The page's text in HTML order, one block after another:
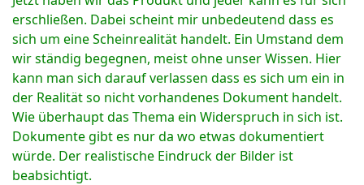
erschließen. Dabei scheint mir unbedeutend dass es
sich um eine Scheinrealität handelt. Ein Umstand dem
wir ständig begegnen, meist ohne unser Wissen. Hier
kann man sich darauf verlassen dass es sich um ein in
der Realität so nicht vorhandenes Dokument handelt.
Wie überhaupt das Thema ein Widerspruch in sich ist.
Dokumente gibt es nur da wo etwas dokumentiert
würde. Der realistische Eindruck der Bilder ist
beabsichtigt.